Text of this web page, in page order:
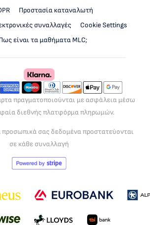
Προστασία καταναλωτή
συναλλαγές
Cookie Settings
είναι τα μαθήματα MLC;
πραγματοποιούνται με ασφάλεια μέσω
διεθνής πλατφόρμα πληρωμών.
προσωπικά σας δεδομένα προστατεύονται
σε κάθε συναλλαγή